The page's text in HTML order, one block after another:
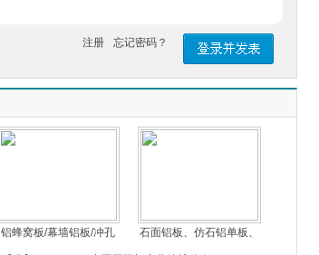
注册 忘记密码？
铝蜂窝板/幕墙铝板/冲孔 石面铝板、仿石铝单板、